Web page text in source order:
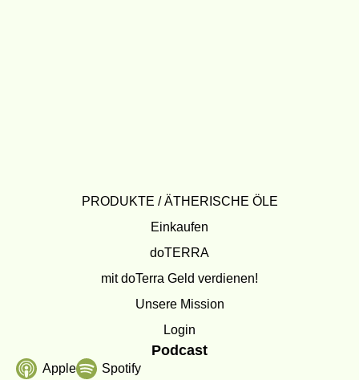
PRODUKTE / ÄTHERISCHE ÖLE
Einkaufen
doTERRA
mit doTerra Geld verdienen!
Unsere Mission
Login
Podcast
Apple Spotify